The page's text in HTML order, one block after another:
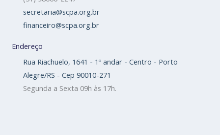
secretaria@scpa.org.br
financeiro@scpa.org.br
Endereço
Rua Riachuelo, 1641 - 1º andar - Centro - Porto
Alegre/RS - Cep 90010-271
Segunda a Sexta 09h às 17h.